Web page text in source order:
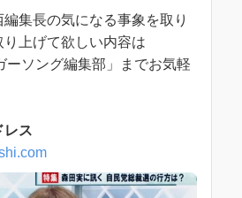
集長の気になる事象を取り
り上げて欲しい内容は
ーソング編集部」までお気軽
レス